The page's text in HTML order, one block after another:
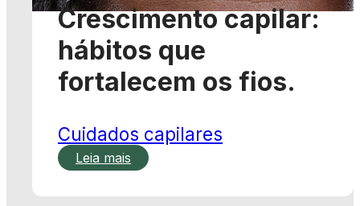
Cuidados capilares
Leia mais